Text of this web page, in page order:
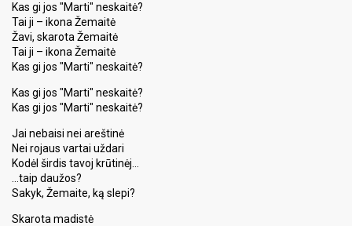
Kas gi jos "Marti" neskaitė?
Tai ji – ikona Žemaitė
Žavi, skarota Žemaitė
Tai ji – ikona Žemaitė
Kas gi jos "Marti" neskaitė?
Kas gi jos "Marti" neskaitė?
Kas gi jos "Marti" neskaitė?
Jai nebaisi nei areštinė
Nei rojaus vartai uždari
Kodėl širdis tavoj krūtinėj…
…taip daužos?
Sakyk, Žemaite, ką slepi?
Skarota madistė